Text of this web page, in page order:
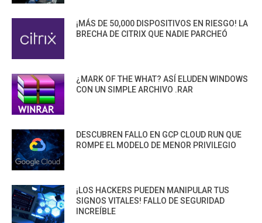
¡MÁS DE 50,000 DISPOSITIVOS EN RIESGO! LA
BRECHA DE CITRIX QUE NADIE PARCHEÓ
¿MARK OF THE WHAT? ASÍ ELUDEN WINDOWS
CON UN SIMPLE ARCHIVO .RAR
DESCUBREN FALLO EN GCP CLOUD RUN QUE
ROMPE EL MODELO DE MENOR PRIVILEGIO
¡LOS HACKERS PUEDEN MANIPULAR TUS
SIGNOS VITALES! FALLO DE SEGURIDAD
INCREÍBLE